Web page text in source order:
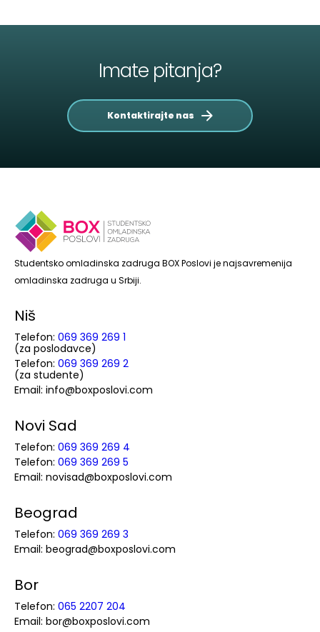
Imate pitanja?
Kontaktirajte nas
Studentsko omladinska zadruga BOX Poslovi je najsavremenija
omladinska zadruga u Srbiji.
Niš
Telefon: 069 369 269 1
(za poslodavce)
Telefon: 069 369 269 2
(za studente)
Email: info@boxposlovi.com
Novi Sad
Telefon: 069 369 269 4
Telefon: 069 369 269 5
Email: novisad@boxposlovi.com
Beograd
Telefon: 069 369 269 3
Email: beograd@boxposlovi.com
Bor
Telefon: 065 2207 204
Email: bor@boxposlovi.com